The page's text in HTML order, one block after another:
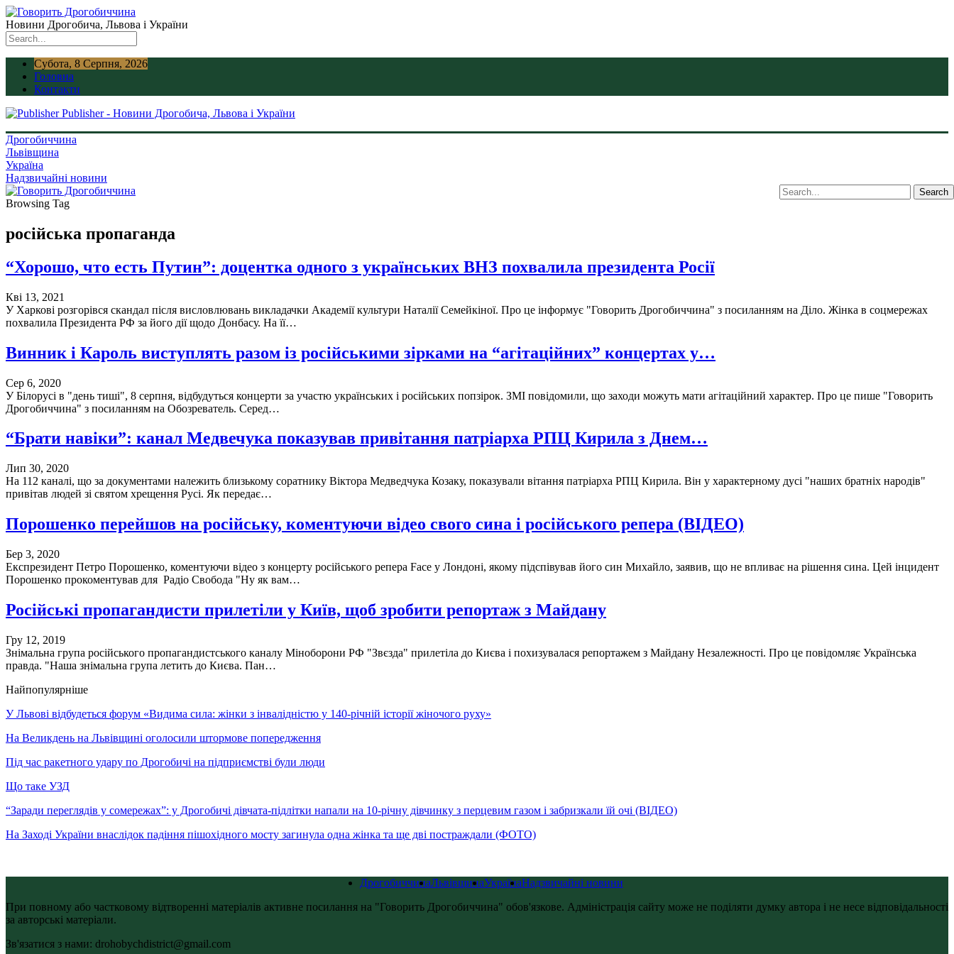
Новини Дрогобича, Львова і України
Субота, 8 Серпня, 2026
Головна
Контакти
Publisher - Новини Дрогобича, Львова і України
Дрогобиччина
Львівщина
Україна
Надзвичайні новини
Browsing Tag
російська пропаганда
“Хорошо, что есть Путин”: доцентка одного з українських ВНЗ похвалила президента Росії
Кві 13, 2021
У Харкові розгорівся скандал після висловлювань викладачки Академії культури Наталії Семейкіної. Про це інформує "Говорить Дрогобиччина" з посиланням на Діло. Жінка в соцмережах
похвалила Президента РФ за його дії щодо Донбасу. На її…
Винник і Кароль виступлять разом із російськими зірками на “агітаційних” концертах у…
Сер 6, 2020
У Білорусі в "день тиші", 8 серпня, відбудуться концерти за участю українських і російських попзірок. ЗМІ повідомили, що заходи можуть мати агітаційний характер. Про це пише "Говорить
Дрогобиччина" з посиланням на Обозреватель. Серед…
“Брати навіки”: канал Медвечука показував привітання патріарха РПЦ Кирила з Днем…
Лип 30, 2020
На 112 каналі, що за документами належить близькому соратнику Віктора Медведчука Козаку, показували вітання патріарха РПЦ Кирила. Він у характерному дусі "наших братніх народів"
привітав людей зі святом хрещення Русі. Як передає…
Порошенко перейшов на російську, коментуючи відео свого сина і російського репера (ВІДЕО)
Бер 3, 2020
Експрезидент Петро Порошенко, коментуючи відео з концерту російського репера Face у Лондоні, якому підспівував його син Михайло, заявив, що не впливає на рішення сина. Цей інцидент
Порошенко прокоментував для Радіо Свобода "Ну як вам…
Російські пропагандисти прилетіли у Київ, щоб зробити репортаж з Майдану
Гру 12, 2019
Знімальна група російського пропагандистського каналу Міноборони РФ "Звєзда" прилетіла до Києва і похизувалася репортажем з Майдану Незалежності. Про це повідомляє Українська
правда. "Наша знімальна група летить до Києва. Пан…
Найпопулярніше
У Львові відбудеться форум «Видима сила: жінки з інвалідністю у 140-річній історії жіночого руху»
На Великдень на Львівщині оголосили штормове попередження
Під час ракетного удару по Дрогобичі на підприємстві були люди
Що таке УЗД
“Заради переглядів у сомережах”: у Дрогобичі дівчата-підлітки напали на 10-річну дівчинку з перцевим газом і забризкали їй очі (ВІДЕО)
На Заході України внаслідок падіння пішохідного мосту загинула одна жінка та ще дві постраждали (ФОТО)
ДрогобиччинаЛьвівщинаУкраїнаНадзвичайні новини
При повному або частковому відтворенні матеріалів активне посилання на "Говорить Дрогобиччина" обов'язкове. Адміністрація сайту може не поділяти думку автора і не несе відповідальності
за авторські матеріали.
Зв'язатися з нами: drohobychdistrict@gmail.com